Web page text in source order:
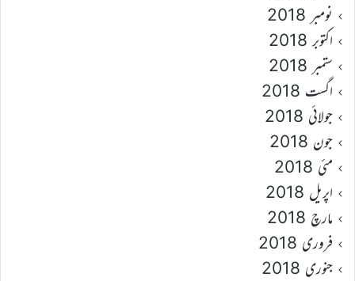
نومبر 2018
اکتوبر 2018
ستمبر 2018
اگست 2018
جولائی 2018
جون 2018
مئی 2018
اپریل 2018
مارچ 2018
فروری 2018
جنوری 2018